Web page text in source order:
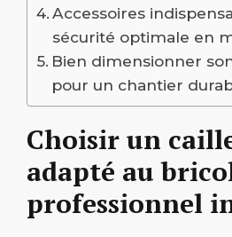
Accessoires
sécurité optimale en
Bien dimensionner
pour un chantier
Choisir un
adapté au
professionnel